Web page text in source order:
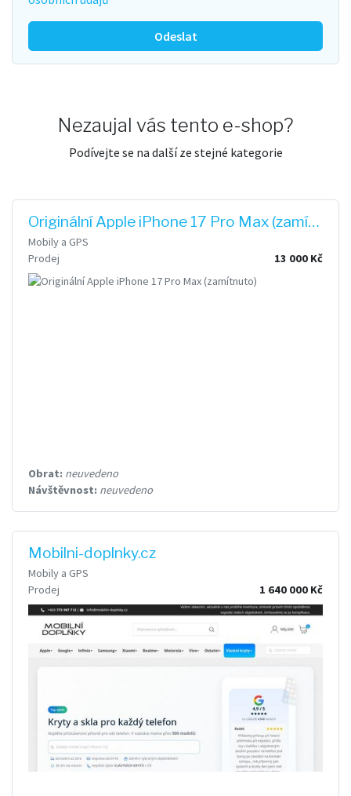
Odeslat
Nezaujal vás tento e-shop?
Podívejte se na další ze stejné kategorie
Originální Apple iPhone 17 Pro Max (zamítnuto)
Mobily a GPS
Prodej
13 000 Kč
Obrat: neuvedeno
Návštěvnost: neuvedeno
Mobilni-doplnky.cz
Mobily a GPS
Prodej
1 640 000 Kč